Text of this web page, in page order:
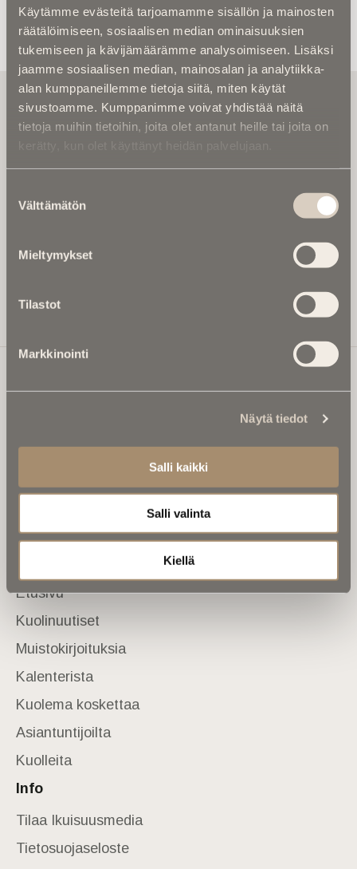
Käytämme evästeitä tarjoamamme sisällön ja mainosten
räätälöimiseen, sosiaalisen median ominaisuuksien
tukemiseen ja kävijämäärämme analysoimiseen. Lisäksi
jaamme sosiaalisen median, mainosalan ja analytiikka-
alan kumppaneillemme tietoja siitä, miten käytät
sivustoamme. Kumppanimme voivat yhdistää näitä
tietoja muihin tietoihin, joita olet antanut heille tai joita on
kerätty, kun olet käyttänyt heidän palvelujaan.
valinta
Välttämätön
Mieltymykset
Tilastot
Markkinointi
Näytä tiedot
Salli kaikki
Salli valinta
Kiellä
Tilaa uutiskirje - Pääset heti parhaiden
artikkelien pariin!
Kirjoita alle sähköpostiosoitteesi niin saat kaksi kertaa
kuolinuutiset ja kuolintiedot.
Yhteystiedot
Etusivu
Kuolinuutiset
Muistokirjoituksia
Kalenterista
Kuolema koskettaa
Asiantuntijoilta
Kuolleita
Info
Tilaa Ikuisuusmedia
Tietosuojaseloste